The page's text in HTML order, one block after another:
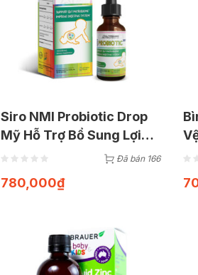
Siro NMI Probiotic Drop
Mỹ Hỗ Trợ Bổ Sung Lợi
Khuẩn Đường Ruột (LọĐã bán 166
780,000₫